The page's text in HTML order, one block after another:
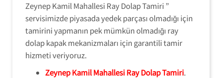
Zeynep Kamil Mahallesi Ray Dolap Tamiri ”
servisimizde piyasada yedek parçası olmadığı için
tamirini yapmanın pek mümkün olmadığı ray
dolap kapak mekanizmaları için garantili tamir
hizmeti veriyoruz.
Zeynep Kamil Mahallesi Ray Dolap Tamiri.